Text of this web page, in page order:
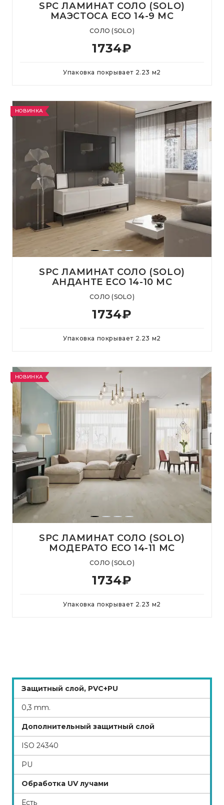
SPC ЛАМИНАТ СОЛО (SOLO)
МАЭСТОСА ЕСО 14-9 MC
СОЛО (SOLO)
1734₽
Упаковка покрывает 2.23 м2
НОВИНКА
SPC ЛАМИНАТ СОЛО (SOLO)
АНДАНТЕ ЕСО 14-10 MC
СОЛО (SOLO)
1734₽
Упаковка покрывает 2.23 м2
НОВИНКА
SPC ЛАМИНАТ СОЛО (SOLO)
МОДЕРАТО ЕСО 14-11 MC
СОЛО (SOLO)
1734₽
Упаковка покрывает 2.23 м2
Защитный слой, PVC+PU
0,3 mm.
Дополнительный защитный слой
ISO 24340
PU
Обработка UV лучами
Есть